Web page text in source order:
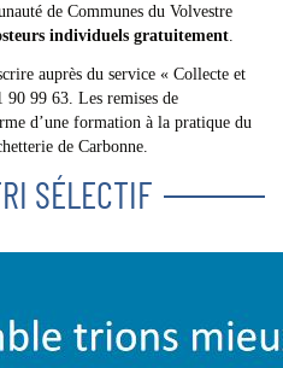
de Communes du Volvestre
individuels gratuitement
auprès du service « Collecte et
90 99 63. Les remises de
d’une formation à la pratique du
de Carbonne.
SÉLECTIF